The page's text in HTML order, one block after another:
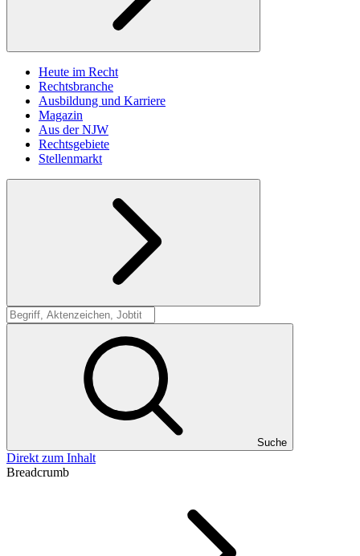
Heute im Recht
Rechtsbranche
Ausbildung und Karriere
Magazin
Aus der NJW
Rechtsgebiete
Stellenmarkt
Suche
Suche
Direkt zum Inhalt
Breadcrumb